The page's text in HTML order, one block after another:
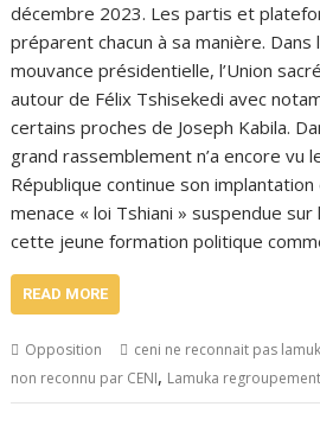
décembre 2023. Les partis et
préparent chacun à sa manière. Dans
mouvance présidentielle, l’Union
autour de Félix Tshisekedi avec
certains proches de Joseph Kabila.
grand rassemblement n’a encore vu
République continue son implantation
menace « loi Tshiani » suspendue
cette jeune formation politique
READ MORE
Opposition ceni ne reconnait pas
non reconnu par CENI, Lamuka